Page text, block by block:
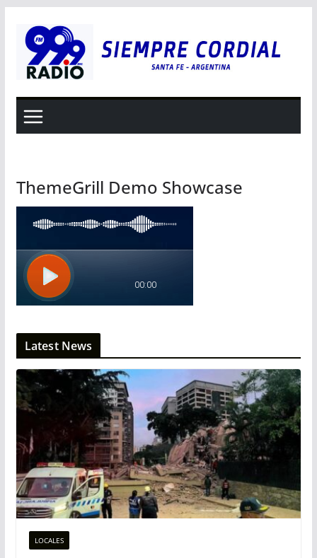
contenido
ThemeGrill Demo Showcase
Latest News
LOCALES